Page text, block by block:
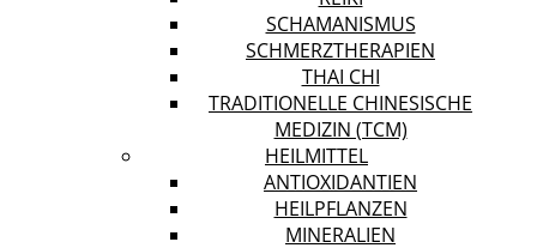
SCHAMANISMUS
SCHMERZTHERAPIEN
THAI CHI
TRADITIONELLE CHINESISCHE
MEDIZIN (TCM)
HEILMITTEL
ANTIOXIDANTIEN
HEILPFLANZEN
MINERALIEN